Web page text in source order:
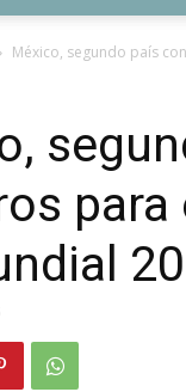
México, segundo país